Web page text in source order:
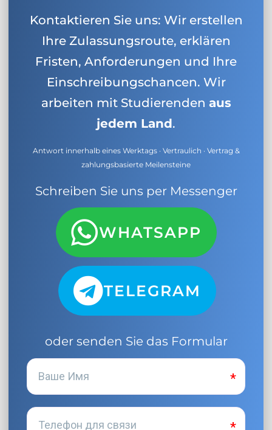
Kontaktieren Sie uns: Wir erstellen
Ihre Zulassungsroute, erklären
Fristen, Anforderungen und Ihre
Einschreibungschancen. Wir
arbeiten mit Studierenden aus
jedem Land.
Antwort innerhalb eines Werktags · Vertraulich · Vertrag &
zahlungsbasierte Meilensteine
Schreiben Sie uns per Messenger
WHATSAPP
TELEGRAM
oder senden Sie das Formular